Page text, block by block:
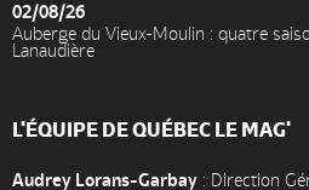
02/08/26
Auberge du Vieux-Moulin : quatre
Lanaudière
L'ÉQUIPE DE QUÉBEC LE MAG'
Audrey Lorans-Garbay : Direction